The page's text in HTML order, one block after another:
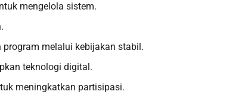
mengelola sistem.
melalui kebijakan stabil.
teknologi digital.
meningkatkan partisipasi.